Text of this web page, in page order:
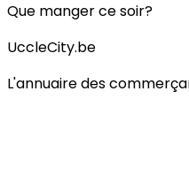
Que manger ce soir?
UccleCity.be
L'annuaire des